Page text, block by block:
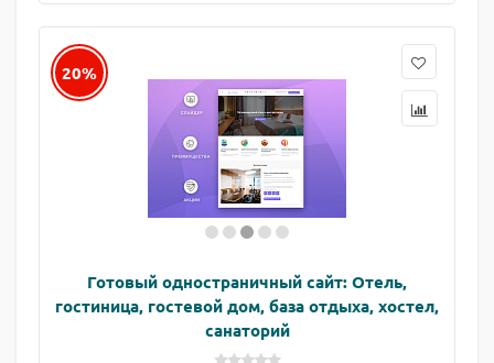
20%
Готовый одностраничный сайт: Отель,
гостиница, гостевой дом, база отдыха, хостел,
санаторий